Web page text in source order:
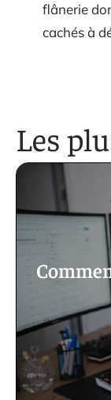
flânerie
cachés à
Les